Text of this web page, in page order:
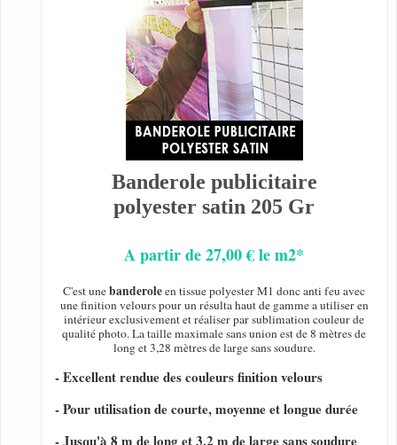
Banderole publicitaire
polyester satin 205 Gr
A partir de 27,00 € le m2*
C'est unebanderoleen tissue polyester M1 donc anti feu avec
une finition velours pour un résulta haut de gamme a utiliser en
intérieur exclusivement et réaliser par sublimation couleur de
qualité photo. La taille maximale sans union est de 8 mètres de
long et 3,28 mètres de large sans soudure.
- Excellent rendue des couleurs finition velours
- Pour utilisation de courte, moyenne et longue durée
- Jusqu'à 8 m de long et 3,2 m de large sans soudure